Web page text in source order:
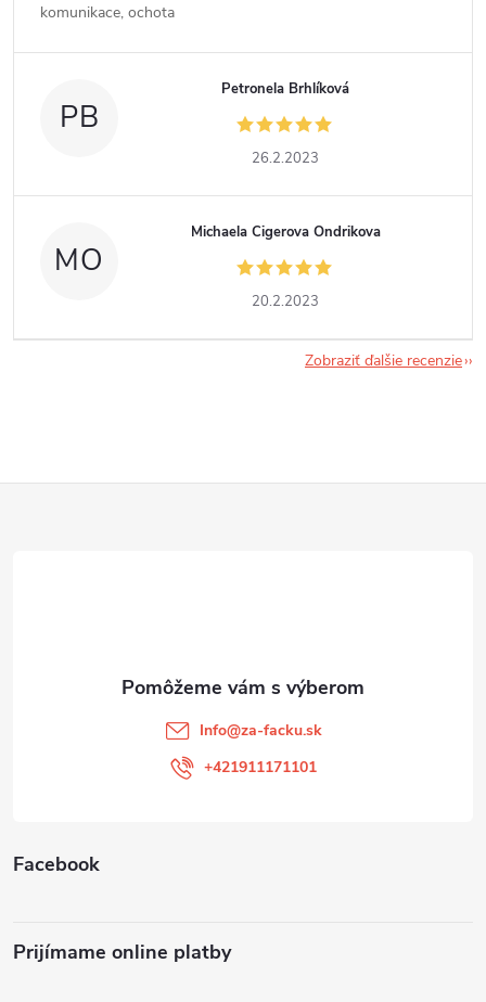
komunikace, ochota
PB
Petronela Brhlíková
26.2.2023
MO
Michaela Cigerova Ondrikova
20.2.2023
Zobraziť ďalšie recenzie
Facebook
Prijímame online platby
Info@za-facku.sk
+421911171101